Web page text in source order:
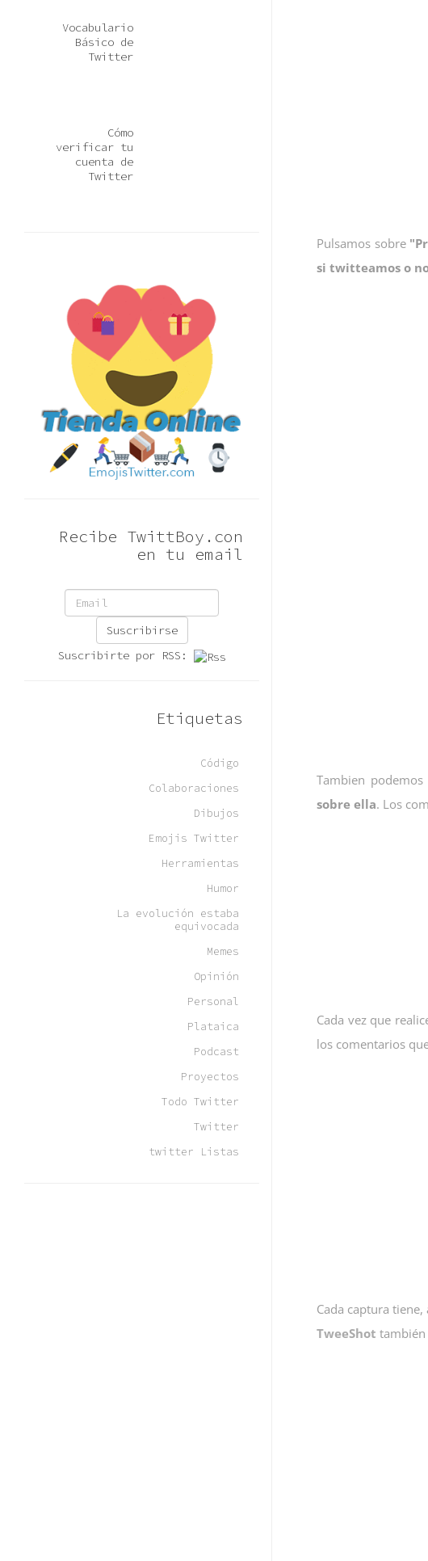
Pulsamos sobre
si twitteamos o
Tambien
sobre ella. Los
Cada vez que
los comentarios
Cada captura
TweeShot
Vocabulario
Básico de
Twitter
Cómo
verificar tu
cuenta de
Twitter
Recibe TwittBoy.con
en tu email
Suscribirse
Suscribirte por RSS:
Etiquetas
Código
Colaboraciones
Dibujos
Emojis Twitter
Herramientas
Humor
La evolución estaba
equivocada
Memes
Opinión
Personal
Plataica
Podcast
Proyectos
Todo Twitter
Twitter
twitter Listas